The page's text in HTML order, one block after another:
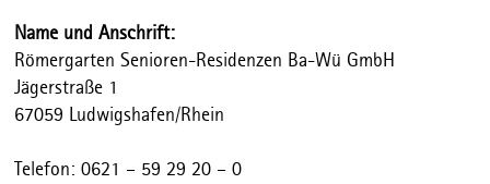
Name und Anschrift:
Römergarten Senioren-Residenzen Ba-Wü GmbH
Jägerstraße 1
67059 Ludwigshafen/Rhein
Telefon: 0621 – 59 29 20 – 0